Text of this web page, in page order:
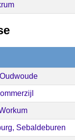
Sebaldeburen